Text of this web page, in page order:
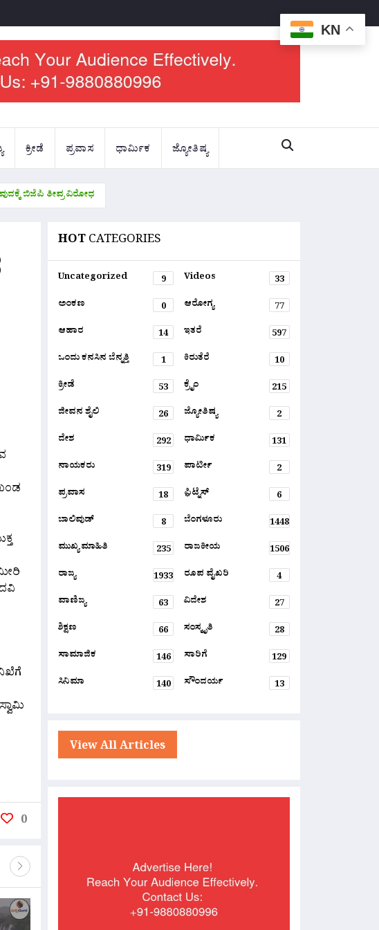
ಕ್ರೀಡೆ ಪ್ರವಾಸ ಧಾರ್ಮಿಕ ಜ್ಯೋತಿಷ್ಯ
ಬಿಜೆಪಿ ತೀವ್ರ ವಿರೋಧ
0
HOTCATEGORIES
Uncategorized 9 Videos
33
ಅಂಕಣ
0 ಆರೋಗ್ಯ
77
ಆಹಾರ
14 ಇತರೆ
597
ಒಂದು ಕನಸಿನ ಬೆನ್ನತ್ತಿ
1 ಕಿರುತೆರೆ
10
ಕ್ರೀಡೆ
53 ಕ್ರೈಂ
215
ಜೀವನ ಶೈಲಿ
26 ಜ್ಯೋತಿಷ್ಯ
2
ದೇಶ
292 ಧಾರ್ಮಿಕ
131
ನಾಯಕರು
319 ಪಾರ್ಟೀ
2
ಪ್ರವಾಸ
18 ಫ಼ಿಟ್ನೆಸ್
6
ಬಾಲಿವುಡ್
8 ಬೆಂಗಳೂರು
1448
ಮುಖ್ಯ ಮಾಹಿತಿ
235 ರಾಜಕೀಯ
1506
ರಾಜ್ಯ
1933 ರೂಪ ವೈಖರಿ
4
ವಾಣಿಜ್ಯ
63 ವಿದೇಶ
27
ಶಿಕ್ಷಣ
66 ಸಂಸ್ಕೃತಿ
28
ಸಾಮಾಜಿಕ
146 ಸಾರಿಗೆ
129
ಸಿನಿಮಾ
140 ಸೌಂದರ್ಯ 13
View All Articles
KN